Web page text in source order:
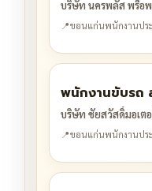
บริษัท นครพลัส พร็อพ
📍ขอนแก่นพนักงานปร
พนักงานขับรถ
บริษัท ชัยสวัสดิ์มอเต
📍ขอนแก่นพนักงานปร